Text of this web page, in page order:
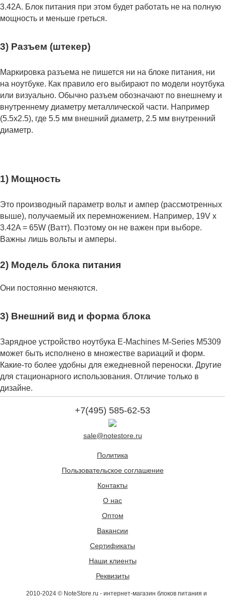
3.42А. Блок питания при этом будет работать не на полную
мощность и меньше греться.
3) Разъем (штекер)
Маркировка разъема не пишется ни на блоке питания, ни
на ноутбуке. Как правило его выбирают по модели ноутбука
или визуально. Обычно разъем обозначают по внешнему и
внутреннему диаметру металлической части. Например
(5.5x2.5), где 5.5 мм внешний диаметр, 2.5 мм внутренний
диаметр.
1) Мощность
Это производный параметр вольт и ампер (рассмотренных
выше), получаемый их перемножением. Например, 19V x
3.42A = 65W (Ватт). Поэтому он не важен при выборе.
Важны лишь вольты и амперы.
2) Модель блока питания
Они постоянно меняются.
3) Внешний вид и форма блока
Зарядное устройство ноутбука E-Machines M-Series M5309
может быть исполнено в множестве вариаций и форм.
Какие-то более удобны для ежедневной переноски. Другие
для стационарного использования. Отличие только в
дизайне.
+7(495) 585-62-53
sale@notestore.ru
Политика
Пользовательское соглашение
Контакты
О нас
Оптом
Вакансии
Сертификаты
Наши клиенты
Реквизиты
2010-2024 © NoteStore.ru - интернет-магазин блоков питания и